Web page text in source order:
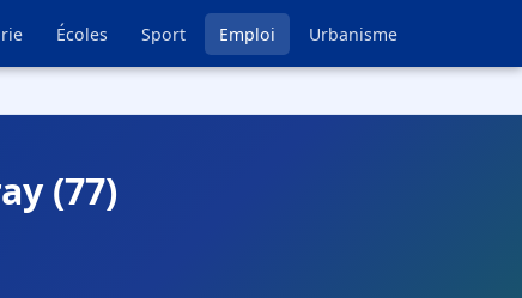
Écoles Sport Emploi Urbanisme
(77)